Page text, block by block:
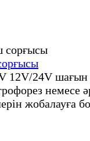
12V/24V
немесе
жобалауға